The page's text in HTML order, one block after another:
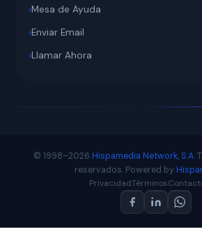
Mesa de Ayuda
Enviar Email
Llamar Ahora
© 1998–2026 Hispamedia Network, S.A.
reservados. Powered by
PrivacidadTérminos